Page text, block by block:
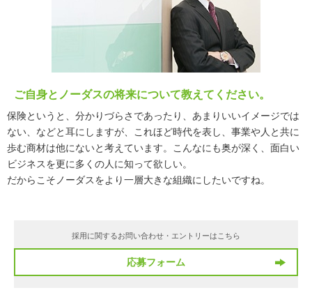
ご自身とノーダスの将来について教えてください。
保険というと、分かりづらさであったり、あまりいいイメージでは
ない、などと耳にしますが、これほど時代を表し、事業や人と共に
歩む商材は他にないと考えています。こんなにも奥が深く、面白い
ビジネスを更に多くの人に知って欲しい。
だからこそノーダスをより一層大きな組織にしたいですね。
採用に関するお問い合わせ・エントリーはこちら
応募フォーム